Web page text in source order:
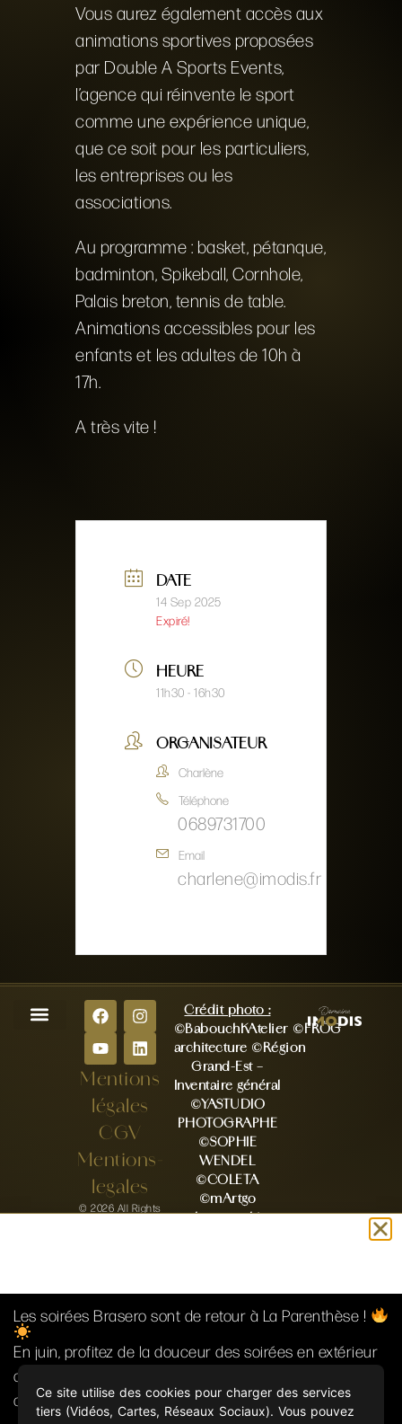
Vous aurez également accès aux
animations sportives proposées
par Double A Sports Events,
l’agence qui réinvente le sport
comme une expérience unique,
que ce soit pour les particuliers,
les entreprises ou les
associations.
Au programme : basket, pétanque,
badminton, Spikeball, Cornhole,
Palais breton, tennis de table.
Animations accessibles pour les
enfants et les adultes de 10h à
17h.
A très vite !
DATE
14 Sep 2025
Expiré!
HEURE
11h30 - 16h30
ORGANISATEUR
Charlène
Téléphone
0689731700
Email
charlene@imodis.fr
Mentions
légales
CGV
Mentions-
legales
© 2026 All Rights
Crédit photo :
©BabouchKAtelier ©FRÖG
architecture ©Région
Grand-Est –
Inventaire général
©YASTUDIO
PHOTOGRAPHE
©SOPHIE
WENDEL
©COLETA
©mArtgo
photographie
©Charlotte
beaune mariage
Steyer – MetJ
©Lisa marie
photographie(88)
©Stéphanie
Ce site utilise des cookies pour charger des services
tiers (Vidéos, Cartes, Réseaux Sociaux). Vous pouvez
Les soirées Brasero sont de retour à La Parenthèse !
En juin, profitez de la douceur des soirées en extérieur
autour de notre brasero. Bonne ambiance, grand air et
convivialité garantis !